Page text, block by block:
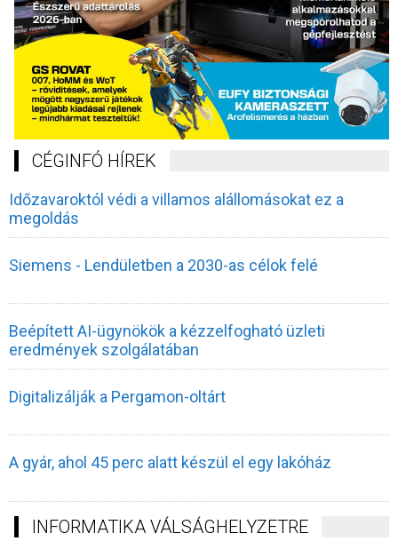
CÉGINFÓ HÍREK
Időzavaroktól védi a villamos alállomásokat ez a
megoldás
Siemens - Lendületben a 2030-as célok felé
Beépített AI-ügynökök a kézzelfogható üzleti
eredmények szolgálatában
Digitalizálják a Pergamon-oltárt
A gyár, ahol 45 perc alatt készül el egy lakóház
INFORMATIKA VÁLSÁGHELYZETRE